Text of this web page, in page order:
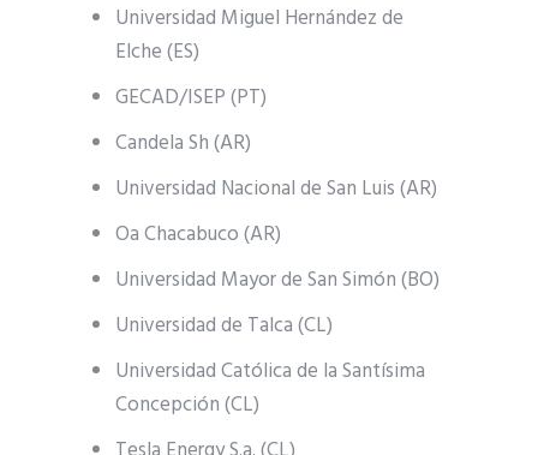
Universidad Miguel Hernández de
Elche (ES)
GECAD/ISEP (PT)
Candela Sh (AR)
Universidad Nacional de San Luis (AR)
Oa Chacabuco (AR)
Universidad Mayor de San Simón (BO)
Universidad de Talca (CL)
Universidad Católica de la Santísima
Concepción (CL)